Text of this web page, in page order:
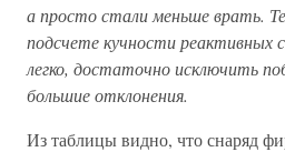
а просто стали меньше врать.
подсчете кучности реактивных
легко, достаточно исключить
большие отклонения.
Из таблицы видно, что снаряд